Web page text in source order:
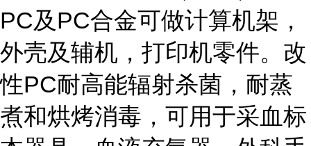
PC及PC合金可做计算机架，
外壳及辅机，打印机零件。改
性PC耐高能辐射杀菌，耐蒸
煮和烘烤消毒，可用于采血标